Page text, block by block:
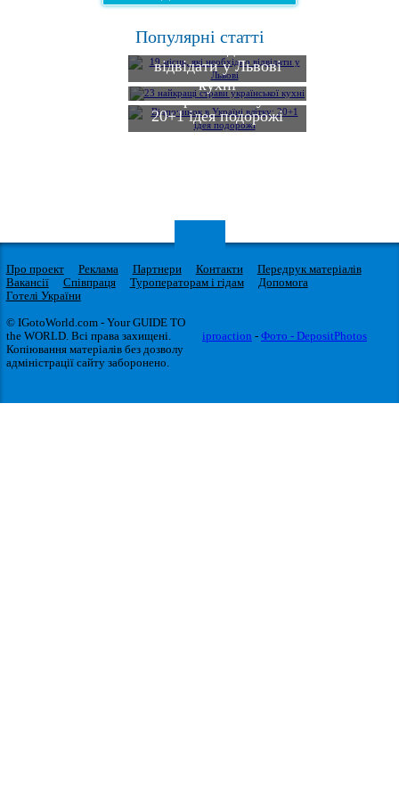
Популярні статті
19 місць, які
необхідно
відвідати у Львові
23 найкращі
страви української
кухні
Відпочинок в
Україні влітку:
20+1 ідея подорожі
Про проект Реклама Партнери Контакти
Передрук матеріалів
Вакансії
Співпраця Туроператорам і гідам
Допомога
Готелі України
© IGotoWorld.com - Your GUIDE TO
the WORLD. Всі права захищені.
Копіювання матеріалів без дозволу
адміністрації сайту заборонено.
iproaction - Фото - DepositPhotos